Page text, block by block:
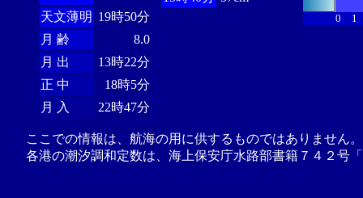
天文薄明 19時50分
月 齢
8.0
月 出
13時22分
正 中
18時5分
月 入
22時47分
0 1
ここでの情報は、航海の用に供するものではありません
各港の潮汐調和定数は、海上保安庁水路部書籍７４２号